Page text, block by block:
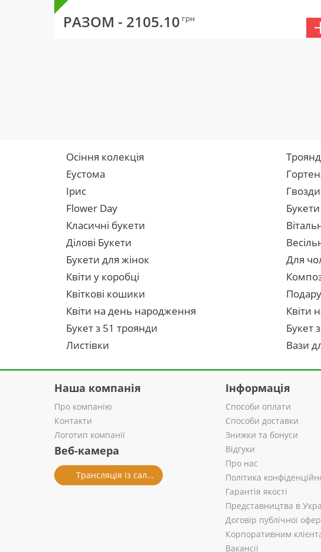
РАЗОМ - 2105.10 грн
Осіння колекція
Еустома
Ірис
Flower Day
Класичні букети
Ділові Букети
Букети для жінок
Для
Квіти у коробці
Квіткові кошики
Квіти на день народження
Квіти
Букет з 51 троянди
Букет
Листівки
Вази
Наша компанія
Про компанію
Контакти
Логотип компанії
Веб-камера
Трансляція із салону
Інформація
Способи оплати
Способи доставки
Знижки та бонуси
Відгуки
Про нас
Політика
Гарантія якості
Представництва в
Договір публічної
Корпоративним
Вакансії